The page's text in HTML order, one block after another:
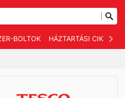
BOLTOK HÁZTARTÁSI CIKKEK